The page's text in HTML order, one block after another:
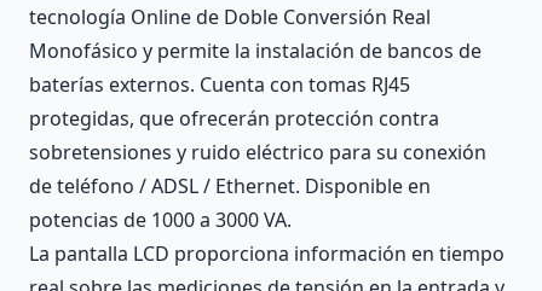
tecnología Online de Doble Conversión Real
Monofásico y permite la instalación de bancos de
baterías externos. Cuenta con tomas RJ45
protegidas, que ofrecerán protección contra
sobretensiones y ruido eléctrico para su conexión
de teléfono / ADSL / Ethernet. Disponible en
potencias de 1000 a 3000 VA.
La pantalla LCD proporciona información en tiempo